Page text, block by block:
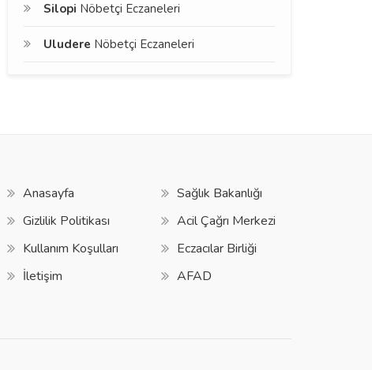
Silopi Nöbetçi Eczaneleri
Uludere Nöbetçi Eczaneleri
Anasayfa
Gizlilik Politikası
Kullanım Koşulları
İletişim
Sağlık Bakanlığı
Acil Çağrı Merkezi
Eczacılar Birliği
AFAD